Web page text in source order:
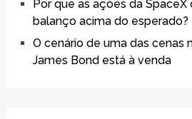
Por que as ações da SpaceX
balanço acima do esperado?
O cenário de uma das cenas
James Bond está à venda